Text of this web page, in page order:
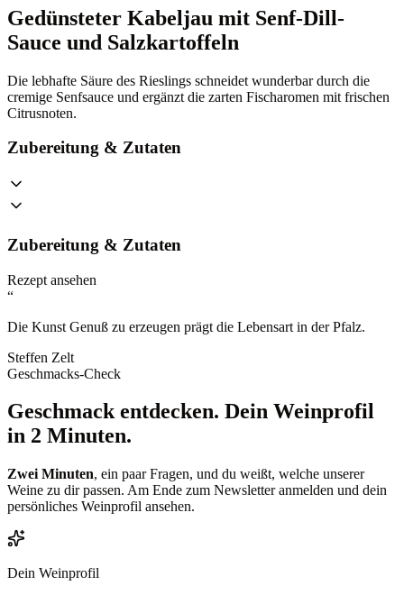
Gedünsteter Kabeljau mit Senf-Dill-
Sauce und Salzkartoffeln
Die lebhafte Säure des Rieslings schneidet wunderbar durch die
cremige Senfsauce und ergänzt die zarten Fischaromen mit frischen
Citrusnoten.
Zubereitung & Zutaten
Zubereitung & Zutaten
Rezept ansehen
“
Die Kunst Genuß zu erzeugen prägt die Lebensart in der Pfalz.
Steffen Zelt
Geschmacks-Check
Geschmack entdecken. Dein Weinprofil
in 2 Minuten.
Zwei Minuten, ein paar Fragen, und du weißt, welche unserer
Weine zu dir passen. Am Ende zum Newsletter anmelden und dein
persönliches Weinprofil ansehen.
Dein Weinprofil